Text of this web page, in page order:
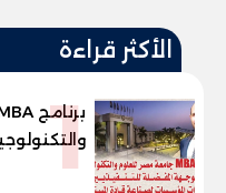
الأكثر قراءة
1
وقيادات